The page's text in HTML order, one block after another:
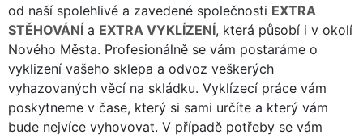
od naší spolehlivé a zavedené společnosti EXTRA
STĚHOVÁNÍ a EXTRA VYKLÍZENÍ, která působí i v okolí
Nového Města. Profesionálně se vám postaráme o
vyklizení vašeho sklepa a odvoz veškerých
vyhazovaných věcí na skládku. Vyklízecí práce vám
poskytneme v čase, který si sami určíte a který vám
bude nejvíce vyhovovat. V případě potřeby se vám